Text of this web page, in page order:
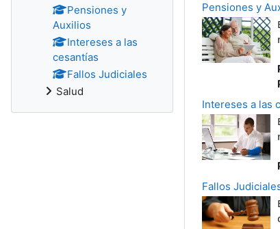
Pensiones y
Intereses a las
Fallos
Pensiones y
Auxilios
Intereses a las
cesantías
Fallos Judiciales
Salud